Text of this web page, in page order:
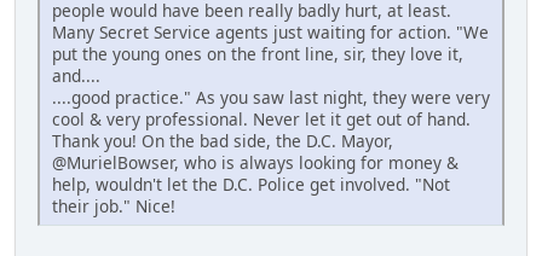
people would have been really badly hurt, at least.
Many Secret Service agents just waiting for action. "We
put the young ones on the front line, sir, they love it,
and....
....good practice." As you saw last night, they were very
cool & very professional. Never let it get out of hand.
Thank you! On the bad side, the D.C. Mayor,
@MurielBowser, who is always looking for money &
help, wouldn't let the D.C. Police get involved. "Not
their job." Nice!